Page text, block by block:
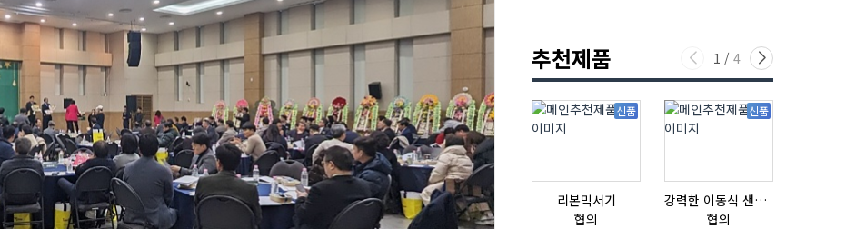
추천제품 1 / 4
신품
리본믹서기
협의
신품
강력한 이동식 샌딩기 / 고급 이태리 IBIX샌드블라스터
협의